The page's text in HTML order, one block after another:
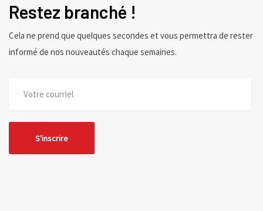
Restez branché !
Cela ne prend que quelques secondes et vous permettra de rester
informé de nos nouveautés chaque semaines.